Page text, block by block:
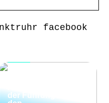
facebook
der Führungskräfte